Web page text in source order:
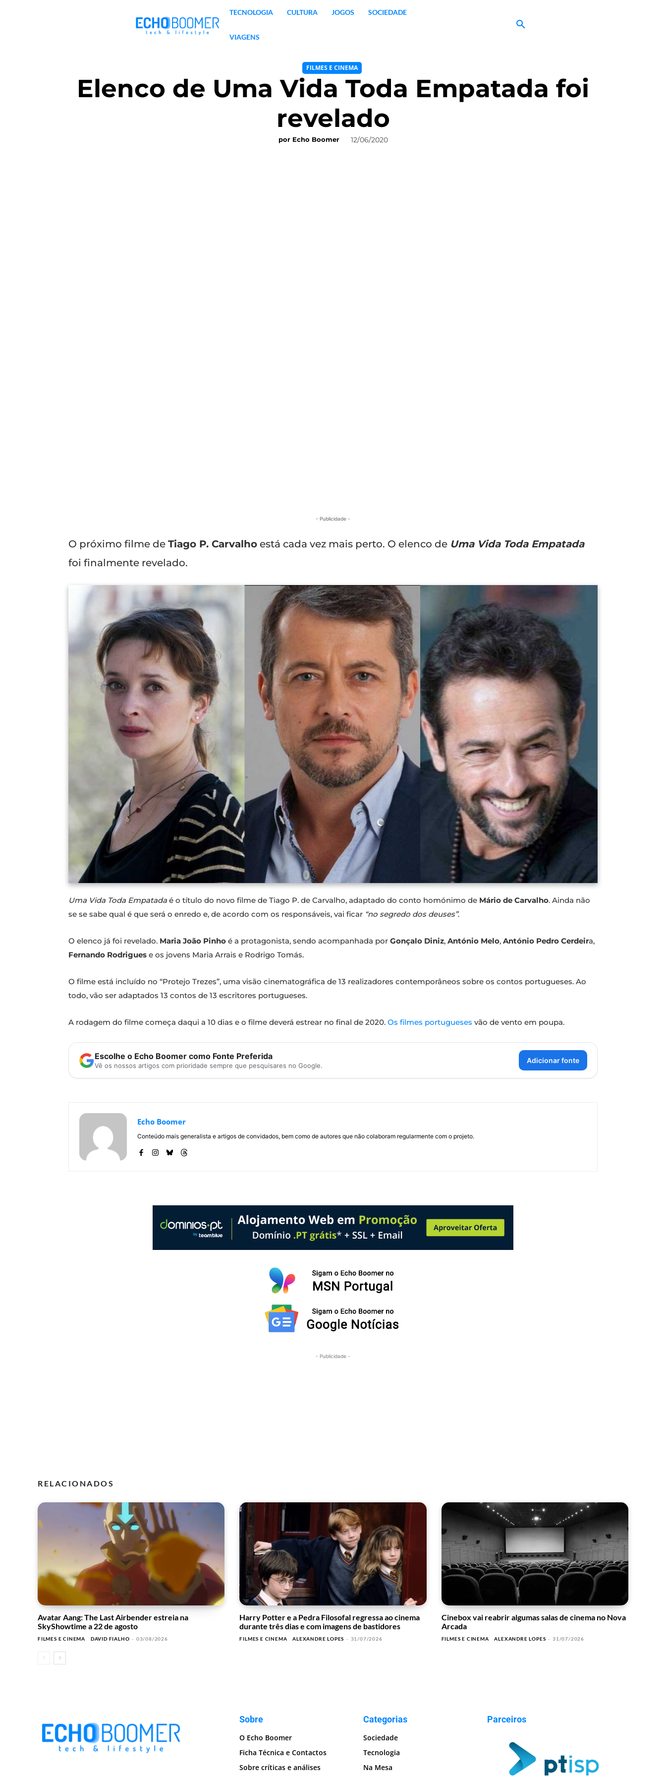
TECNOLOGIA CULTURA JOGOS SOCIEDADE
VIAGENS
FILMES E CINEMA
Elenco de Uma Vida Toda Empatada foi
revelado
por Echo Boomer 12/06/2020
- Publicidade -
O próximo filme de Tiago P. Carvalho está cada vez mais perto. O elenco de Uma Vida Toda Empatada
foi finalmente revelado.
Uma Vida Toda Empatada é o título do novo filme de Tiago P. de Carvalho, adaptado do conto homónimo de Mário de Carvalho. Ainda não
se se sabe qual é que será o enredo e, de acordo com os responsáveis, vai ficar “no segredo dos deuses”.
O elenco já foi revelado. Maria João Pinho é a protagonista, sendo acompanhada por Gonçalo Diniz, António Melo, António Pedro Cerdeira,
Fernando Rodrigues e os jovens Maria Arrais e Rodrigo Tomás.
O filme está incluído no “Protejo Trezes”, uma visão cinematográfica de 13 realizadores contemporâneos sobre os contos portugueses. Ao
todo, vão ser adaptados 13 contos de 13 escritores portugueses.
A rodagem do filme começa daqui a 10 dias e o filme deverá estrear no final de 2020. Os filmes portugueses vão de vento em poupa.
Escolhe o Echo Boomer como Fonte Preferida
Vê os nossos artigos com prioridade sempre que pesquisares no Google.
Adicionar fonte
Echo Boomer
Conteúdo mais generalista e artigos de convidados, bem como de autores que não colaboram regularmente com o projeto.
- Publicidade -
RELACIONADOS
Avatar Aang: The Last Airbender estreia na
SkyShowtime a 22 de agosto
FILMES E CINEMA DAVID FIALHO - 03/08/2026
Harry Potter e a Pedra Filosofal regressa ao cinema
durante três dias e com imagens de bastidores
FILMES E CINEMA ALEXANDRE LOPES - 31/07/2026
Cinebox vai reabrir algumas salas de cinema no Nova
Arcada
FILMES E CINEMA ALEXANDRE LOPES - 31/07/2026
Sobre
O Echo Boomer
Ficha Técnica e Contactos
Sobre críticas e análises
Categorias
Sociedade
Tecnologia
Na Mesa
Parceiros